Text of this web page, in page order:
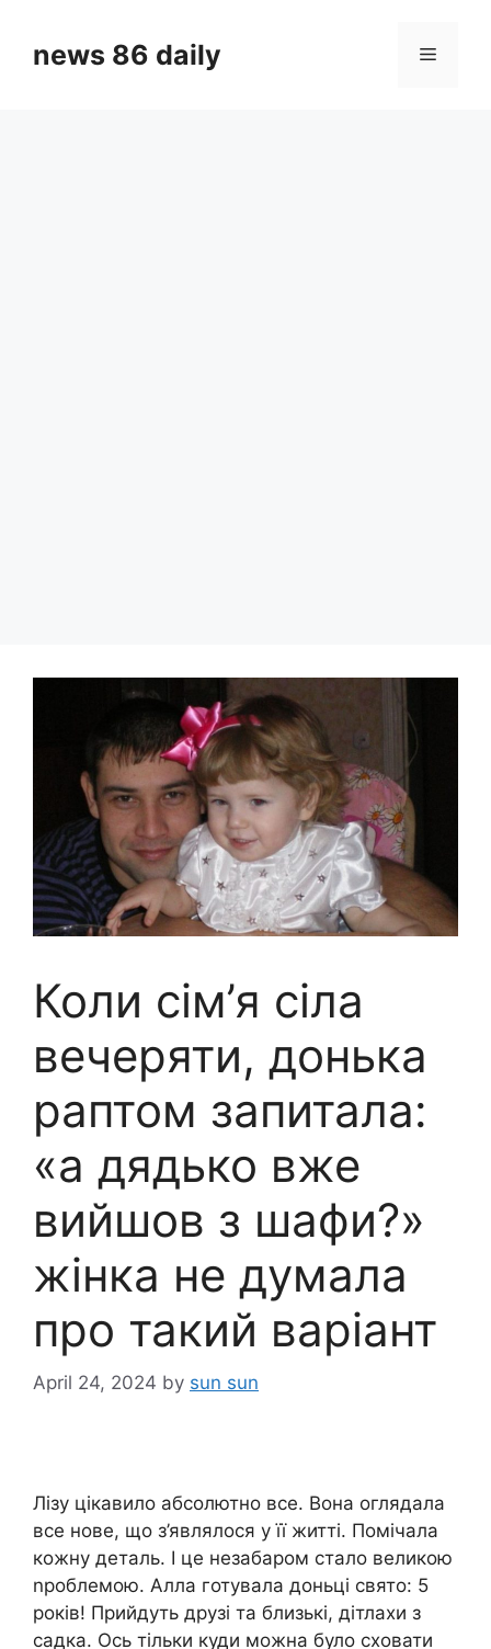
contentnews 86 daily Menu
Коли сім’я сіла
вечеряти, донька
раптом запитала:
«а дядько вже
вийшов з шафи?»
жінка не думала
про такий варіант
April 24, 2024 by sun sun
Лізу цікавило абсолютно все. Вона оглядала
все нове, що з’являлося у її житті. Помічала
кожну деталь. І це незабаром стало великою
nроблемою. Алла готувала доньці свято: 5
років! Прийдуть друзі та близькі, дітлахи з
садка. Ось тільки куди можна було сховати